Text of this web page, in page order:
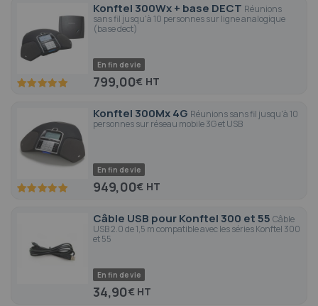
Konftel 300Wx + base DECT Réunions
sans fil jusqu'à 10 personnes sur ligne analogique
(base dect)
100 100
En fin de vie
799,00€
Konftel 300Mx 4G Réunions sans fil jusqu'à 10
personnes sur réseau mobile 3G et USB
100 100
En fin de vie
949,00€
Câble USB pour Konftel 300 et 55 Câble
USB 2.0 de 1,5 m compatible avec les séries Konftel 300
et 55
En fin de vie
34,90€